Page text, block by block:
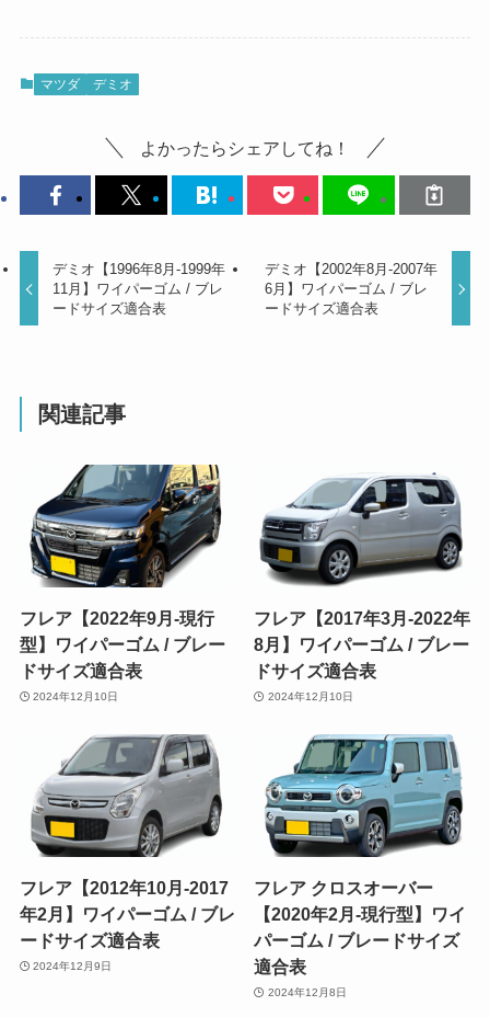
マツダ デミオ
よかったらシェアしてね！
デミオ【1996年8月-1999年
11月】ワイパーゴム / ブレ
ードサイズ適合表
デミオ【2002年8月-2007年
6月】ワイパーゴム / ブレ
ードサイズ適合表
関連記事
フレア【2022年9月-現行
型】ワイパーゴム / ブレー
ドサイズ適合表
2024年12月10日
フレア【2017年3月-2022年
8月】ワイパーゴム / ブレー
ドサイズ適合表
2024年12月10日
フレア【2012年10月-2017
年2月】ワイパーゴム / ブレ
ードサイズ適合表
2024年12月9日
フレア クロスオーバー
【2020年2月-現行型】ワイ
パーゴム / ブレードサイズ
適合表
2024年12月8日